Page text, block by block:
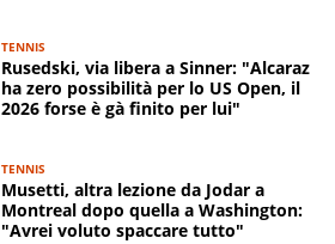
TENNIS
Rusedski, via libera a Sinner: "Alcaraz
ha zero possibilità per lo US Open, il
2026 forse è gà finito per lui"
TENNIS
Musetti, altra lezione da Jodar a
Montreal dopo quella a Washington:
"Avrei voluto spaccare tutto"